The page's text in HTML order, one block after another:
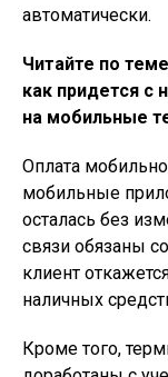
автоматически.
Читайте по
как придется с
на мобильные
Оплата
мобильные
осталась без
связи обязаны
клиент
наличных
Кроме того,